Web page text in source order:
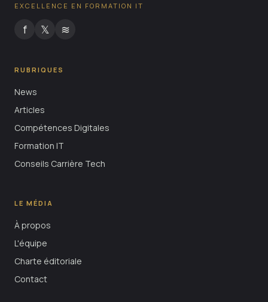
EXCELLENCE EN FORMATION IT
f 𝕏 ≋
RUBRIQUES
News
Articles
Compétences Digitales
Formation IT
Conseils Carrière Tech
LE MÉDIA
À propos
L'équipe
Charte éditoriale
Contact